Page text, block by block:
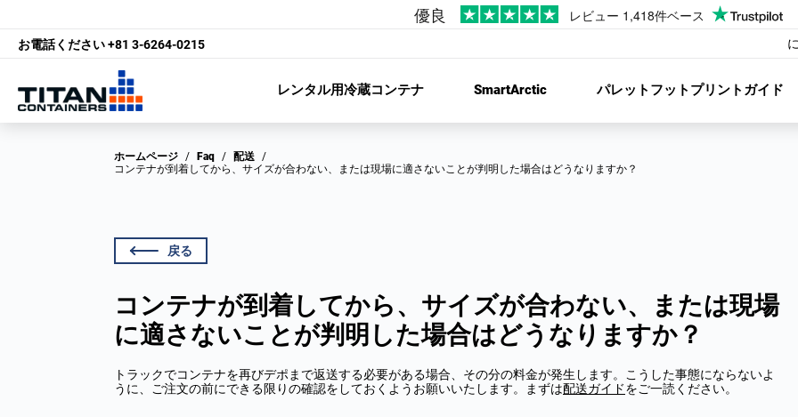
お電話ください+81 3-6264-0215
レンタル用冷蔵コンテナ SmartArctic パレットフットプリントガイド
ホームページ / Faq / 配送 /
コンテナが到着してから、サイズが合わない、または現場に適さないことが判明した場合はどうなりますか？
戻る
コンテナが到着してから、サイズが合わない、または現場
に適さないことが判明した場合はどうなりますか？
トラックでコンテナを再びデポまで返送する必要がある場合、その分の料金が発生します。こうした事態にならないよ
うに、ご注文の前にできる限りの確認をしておくようお願いいたします。まずは配送ガイドをご一読ください。